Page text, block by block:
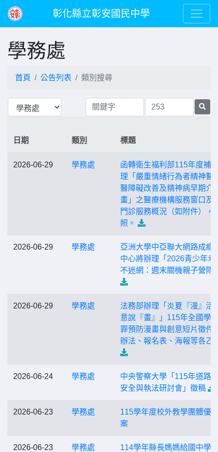
彰化縣立彰安國民中學
學務處
首頁 公告列表 類別搜尋
日期 類別 標題
2026-06-29 學務處
函轉衛生福利部115年度補
理「嚴重情緒行為者精神醫
醫障礙改善及精神病早期介
畫」之醫療機構服務窗口及
門診服務概況（如附件），
照。
2026-06-29 學務處
亞洲大學中亞聯大網路成癮
中心將辦理「2026青少年幸
不迷網：週末關機親子營隊
2026-06-29 學務處
法務部辦理「炎夏『漫』活
意說『畫』」115年全國學
罪預防漫畫與創意短片徵件
辦法、報名表、海報等各乙
2026-06-24 學務處
中央警察大學「115年道路
安全與執法研討會」徵稿
2026-06-23 學務處
115學年度校外教學團體優
案
2026-06-23 學務處
114學年縣長媽媽給國中學